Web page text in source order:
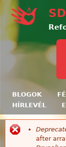
BLOGOK
HÍRLEVÉL
after